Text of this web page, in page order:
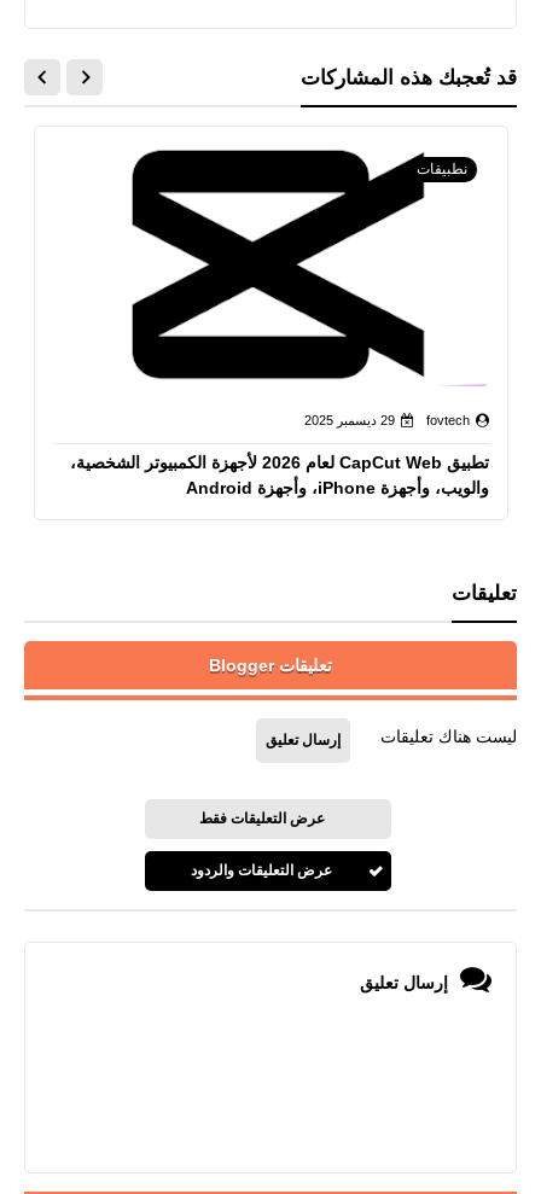
قد تُعجبك هذه المشاركات
نطبيقات
fovtech 29 ديسمبر 2025
تطبيق CapCut Web لعام 2026 لأجهزة الكمبيوتر الشخصية،
والويب، وأجهزة iPhone، وأجهزة Android
تعليقات
تعليقات Blogger
ليست هناك تعليقات إرسال تعليق
عرض التعليقات فقط
عرض التعليقات والردود
إرسال تعليق